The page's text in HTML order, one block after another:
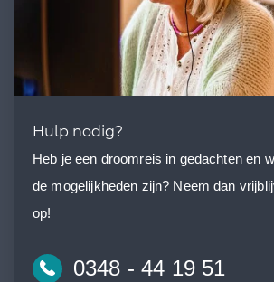
Hulp nodig?
Heb je een droomreis in gedachten en
de mogelijkheden zijn? Neem dan
op!
0348 - 44 19 51